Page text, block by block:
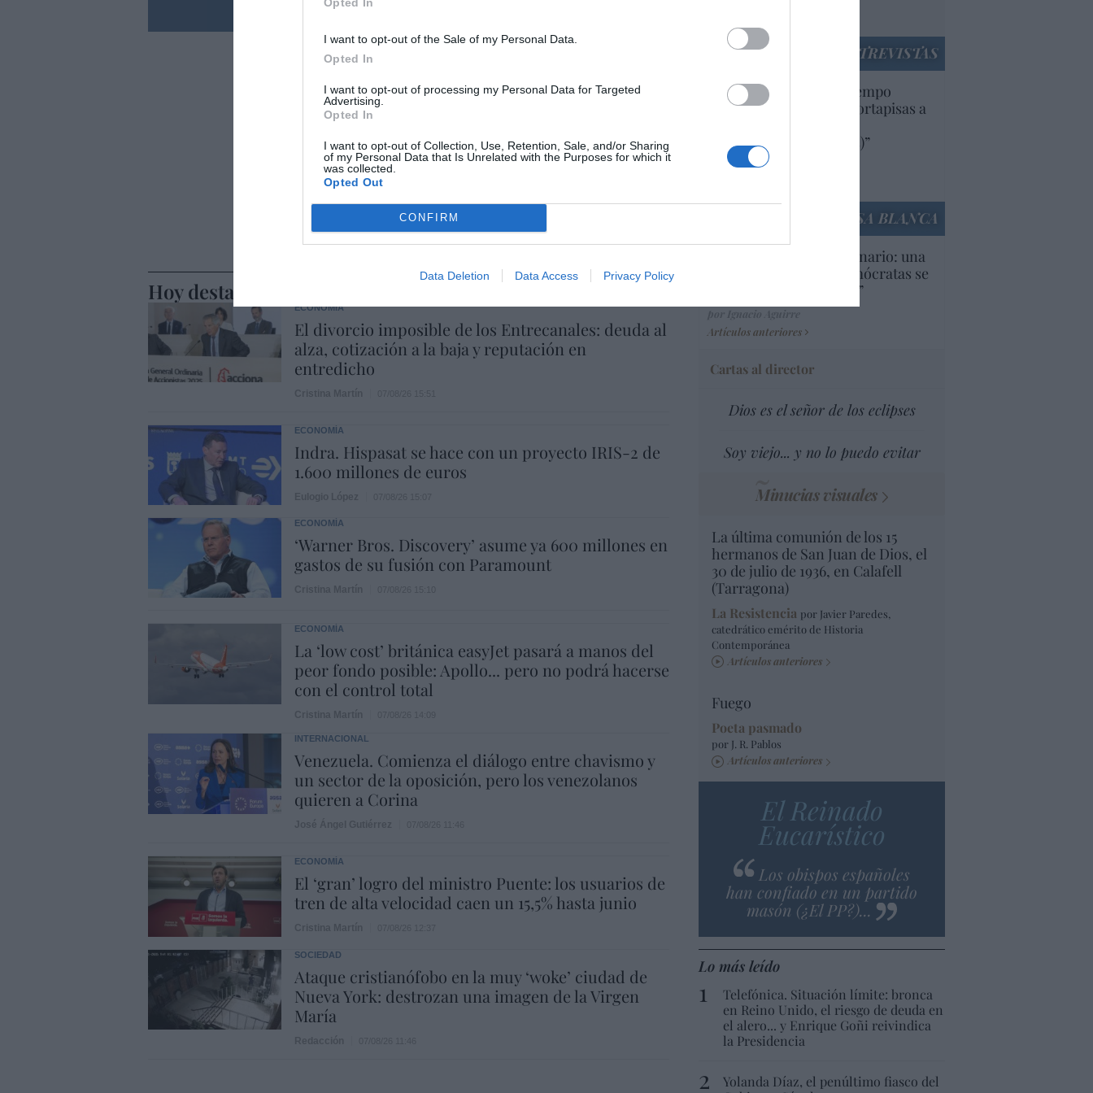
I want to opt-out of the Sale of my Personal Data.
Opted In
I want to opt-out of processing my Personal Data for Targeted
Advertising.
Opted In
I want to opt-out of Collection, Use, Retention, Sale, and/or Sharing
of my Personal Data that Is Unrelated with the Purposes for which it
was collected.
Opted Out
CONFIRM
Data Deletion Data Access Privacy Policy
Hoy destacamos
ECONOMÍA
El divorcio imposible de los Entrecanales: deuda al
alza, cotización a la baja y reputación en
entredicho
ECONOMÍA
Indra. Hispasat se hace con un proyecto IRIS-2 de
1.600 millones de euros
ECONOMÍA
‘Warner Bros. Discovery’ asume ya 600 millones en
gastos de su fusión con Paramount
ECONOMÍA
La ‘low cost’ británica easyJet pasará a manos del
peor fondo posible: Apollo... pero no podrá hacerse
con el control total
INTERNACIONAL
Venezuela. Comienza el diálogo entre chavismo y
un sector de la oposición, pero los venezolanos
quieren a Corina
ECONOMÍA
El ‘gran’ logro del ministro Puente: los usuarios de
tren de alta velocidad caen un 15,5% hasta junio
SOCIEDAD
Ataque cristianófobo en la muy ‘woke’ ciudad de
Nueva York: destrozan una imagen de la Virgen
María
ENTREVISTAS
“Europa lleva mucho tiempo
poniendo aranceles y cortapisas a
americanas (y europeas)”
por Ana Sánchez Arjona
LA CASA BLANCA
EEUU. Inquietante escenario: una
tercera parte de los demócratas se
define como “socialista”
Artículos anteriores
Cartas al director
Dios es el señor de los eclipses
Soy viejo... y no lo puedo evitar
Minucias visuales
La última comunión de los 15
hermanos de San Juan de Dios, el
30 de julio de 1936, en Calafell
(Tarragona)
La Resistencia por Javier Paredes,
catedrático emérito de Historia
Contemporánea
Artículos anteriores
Fuego
Poeta pasmado
por J. R. Pablos
Artículos anteriores
El Reinado
Eucarístico
Los obispos españoles
han confiado en un partido
masón (¿El PP?)...
Lo más leído
Telefónica. Situación límite: bronca
en Reino Unido, el riesgo de deuda en
el alero... y Enrique Goñi reivindica
la Presidencia
Yolanda Díaz, el penúltimo fiasco del